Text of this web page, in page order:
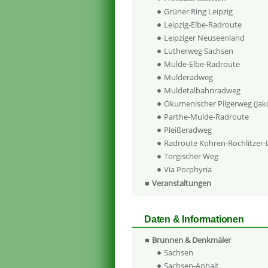
Grüner Ring Leipzig
Leipzig-Elbe-Radroute
Leipziger Neuseenland
Lutherweg Sachsen
Mulde-Elbe-Radroute
Mulderadweg
Muldetalbahnradweg
Ökumenischer Pilgerweg
Parthe-Mulde-Radroute
Pleißeradweg
Radroute Kohren-Rochlitzer-
Torgischer Weg
Via Porphyria
Veranstaltungen
Daten & Informationen
Brunnen & Denkmäler
Sachsen
Sachsen-Anhalt